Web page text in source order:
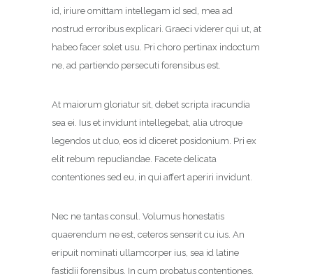
id, iriure omittam intellegam id sed, mea ad
nostrud erroribus explicari. Graeci viderer qui ut, at
habeo facer solet usu. Pri choro pertinax indoctum
ne, ad partiendo persecuti forensibus est.
At maiorum gloriatur sit, debet scripta iracundia
sea ei. Ius et invidunt intellegebat, alia utroque
legendos ut duo, eos id diceret posidonium. Pri ex
elit rebum repudiandae. Facete delicata
contentiones sed eu, in qui affert aperiri invidunt.
Nec ne tantas consul. Volumus honestatis
quaerendum ne est, ceteros senserit cu ius. An
eripuit nominati ullamcorper ius, sea id latine
fastidii forensibus. In cum probatus contentiones,